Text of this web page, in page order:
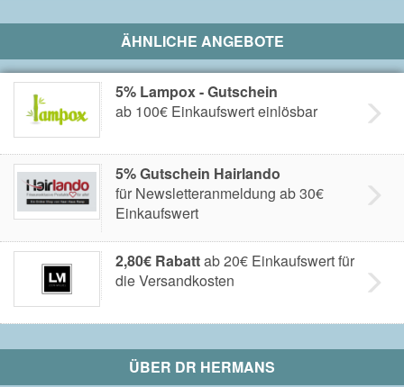
ÄHNLICHE ANGEBOTE
5% Lampox - Gutschein
ab 100€ Einkaufswert einlösbar
5% Gutschein Hairlando
für Newsletteranmeldung ab 30€
Einkaufswert
2,80€ Rabattab 20€ Einkaufswert für
die Versandkosten
ÜBER DR HERMANS